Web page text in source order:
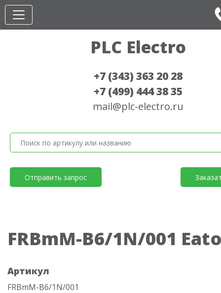
PLC Electro
+7 (343) 363 20 28
+7 (499) 444 38 35
mail@plc-electro.ru
Отправить запрос
FRBmM-B6/1N/001
Артикул
FRBmM-B6/1N/001